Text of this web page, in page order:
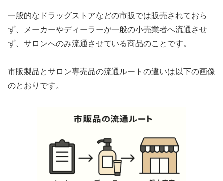
一般的なドラッグストアなどの市販では販売されておら
ず、メーカーやディーラーが一般の小売業者へ流通させ
ず、サロンへのみ流通させている商品のことです。
市販製品とサロン専売品の流通ルートの違いは以下の画像
のとおりです。